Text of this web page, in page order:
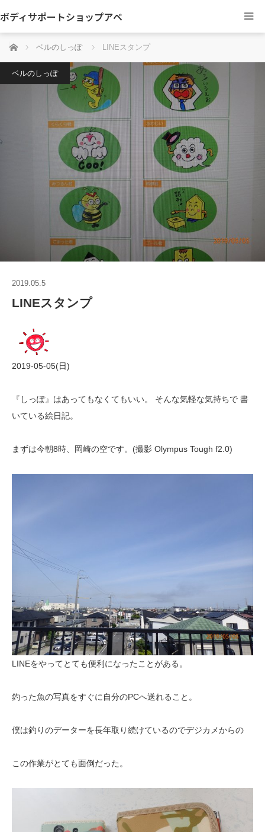
ボディサポートショップアベ
ホーム ベルのしっぽ LINEスタンプ
ベルのしっぽ
2019.05.5
LINEスタンプ
2019-05-05(日)
『しっぽ』はあってもなくてもいい。 そんな気軽な気持ちで 書
いている絵日記。
まずは今朝8時、岡崎の空です。(撮影 Olympus Tough f2.0)
LINEをやってとても便利になったことがある。
釣った魚の写真をすぐに自分のPCへ送れること。
僕は釣りのデーターを長年取り続けているのでデジカメからの
この作業がとても面倒だった。